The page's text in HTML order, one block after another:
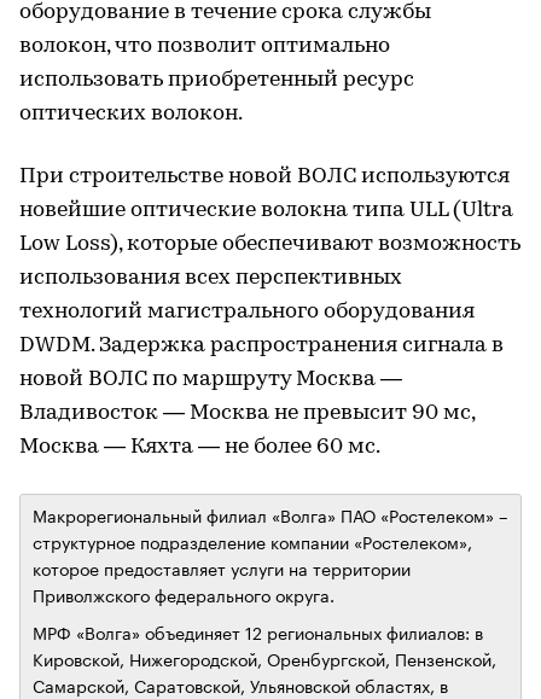
оборудование в течение срока службы
волокон, что позволит оптимально
использовать приобретенный ресурс
оптических волокон.
При строительстве новой ВОЛС используются
новейшие оптические волокна типа ULL (Ultra
Low Loss), которые обеспечивают возможность
использования всех перспективных
технологий магистрального оборудования
DWDM. Задержка распространения сигнала в
новой ВОЛС по маршруту Москва —
Владивосток — Москва не превысит 90 мс,
Москва — Кяхта — не более 60 мс.
Макрорегиональный филиал «Волга» ПАО «Ростелеком» –
структурное подразделение компании «Ростелеком»,
которое предоставляет услуги на территории
Приволжского федерального округа.
МРФ «Волга» объединяет 12 региональных филиалов: в
Кировской, Нижегородской, Оренбургской, Пензенской,
Самарской, Саратовской, Ульяновской областях, в